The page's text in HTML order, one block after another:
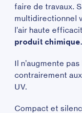
faire de travaux.
multidirectionnel
l’air haute
produit chimique.
Il n’augmente
contrairement
UV.
Compact et